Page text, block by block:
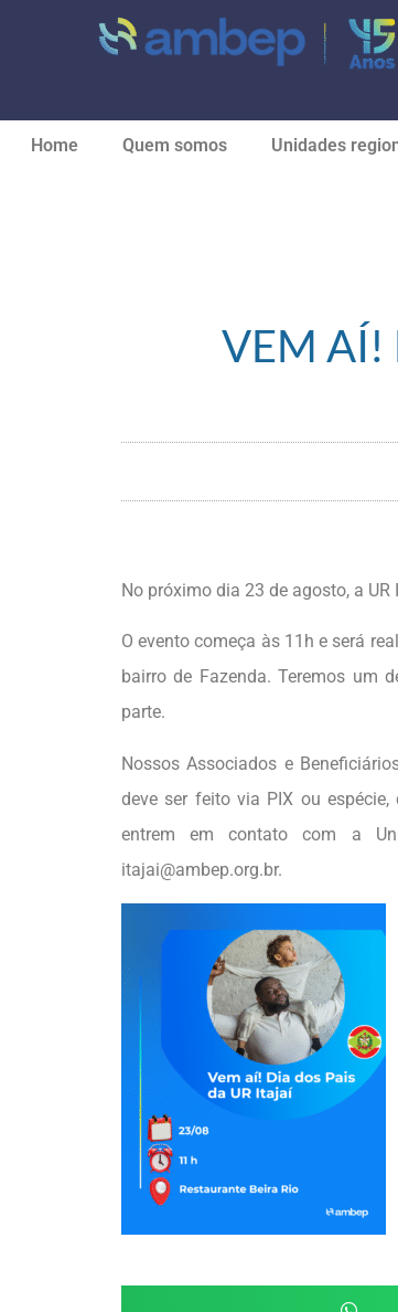
Home Quem somos Unidades
VEM AÍ!
No próximo dia 23 de agosto, a
O evento começa às 11h e será
bairro de Fazenda. Teremos um
parte.
Nossos Associados e
deve ser feito via PIX ou
entrem em contato com a
itajai@ambep.org.br.